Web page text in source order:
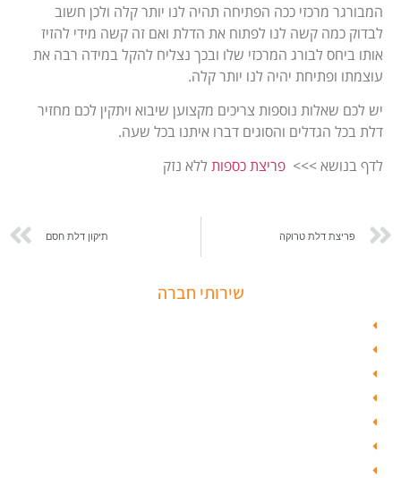
המבורגר מרכזי ככה הפתיחה תהיה לנו יותר קלה ולכן חשוב
לבדוק כמה קשה לנו לפתוח את הדלת ואם זה קשה מידי להזיז
אותו ביחס לבורג המרכזי שלו ובכך נצליח להקל במידה רבה את
עוצמתו ופתיחת יהיה לנו יותר קלה.
יש לכם שאלות נוספות צריכים מקצוען שיבוא ויתקין לכם מחזיר
דלת בכל הגדלים והסוגים דברו איתנו בכל שעה.
לדף בנושא >>>פריצת כספותללא נזק
פריצת דלת טרוקה תיקון דלת חסם
שירותי חברה